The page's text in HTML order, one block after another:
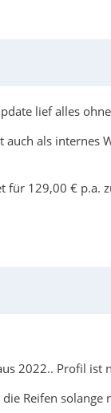
lief alles
als
129,00 € p.a.
2022.. Profil ist
Reifen